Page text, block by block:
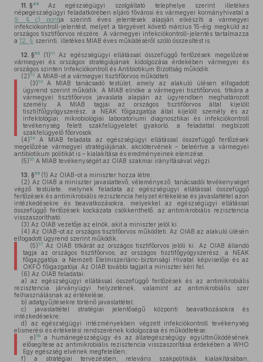
11. §49
Az egészségügyi szolgáltató telephelye szerint illetékes
népegészségügyi feladatkörében eljáró fővárosi és vármegyei kormányhivatal a
9. § c) pontja szerinti éves jelentések alapján elkészíti a vármegyei
infekciókontroll-jelentést, melyet a tárgyévet követő március 15-éig megküld az
országos tisztifőorvos részére. A vármegyei infekciókontroll-jelentés tartalmazza
a 12. § szerinti, illetékes MIAB éves működéséről szóló összesítést is.
12. §50 (1)51
Az egészségügyi ellátással összefüggő fertőzések megelőzése
vármegyei és országos stratégiájának kidolgozása érdekében vármegyei és
országos szinten Infekciókontroll és Antibiotikum Bizottság működik.
(2)52 A MIAB-ot a vármegyei tisztifőorvos működteti.
(3)53A MIAB tanácsadó testület, amely az alakuló ülésen elfogadott
ügyrend szerint működik. A MIAB elnöke a vármegyei tisztifőorvos, titkára a
vármegyei tisztifőorvos javaslata alapján az ügyrendben meghatározott
személy. A MIAB tagjai az országos tisztifőorvos által kijelölt
tiszti(fő)gyógyszerész, a NEAK főigazgatója által kijelölt személy és az
infektológiai, mikrobiológiai laboratóriumi diagnosztikai és infekciókontroll
tevékenység felett szakfelügyeletet gyakorló, a feladattal megbízott
szakfelügyelő főorvosok.
(4)54
A MIAB feladata az egészségügyi ellátással összefüggő fertőzések
megelőzése vármegyei stratégiájának, akciótervének – beleértve a vármegyei
antibiotikum politikát is – kialakítása és eredményeinek elemzése.
(5)55 A MIAB tevékenységét az OIAB szakmai irányításával végzi.
13. §56 (1) Az OIAB-ot a miniszter hozza létre.
(2) Az OIAB a miniszter javaslattevő, véleményező, tanácsadói tevékenységet
végző testülete, melynek feladata az egészségügyi ellátással összefüggő
fertőzések és antimikrobiális rezisztencia helyzet értékelése és javaslattétel azon
intézkedésekre és beavatkozásokra, melyekkel az egészségügyi ellátással
összefüggő fertőzések kockázata csökkenthető, az antimikrobiális rezisztencia
visszaszorítható.
(3) Az OIAB vezetője az elnök, akit a miniszter jelöl ki.
(4) Az OIAB-ot az országos tisztifőorvos működteti. Az OIAB az alakuló ülésén
elfogadott ügyrend szerint működik.
(5)57Az OIAB titkárát az országos tisztifőorvos jelöli ki. Az OIAB állandó
tagja az országos tisztifőorvos, az országos tisztifőgyógyszerész, a NEAK
főigazgatója, a Nemzeti Élelmiszerlánc-biztonsági Hivatal képviselője és az
OKFŐ főigazgatója. Az OIAB további tagjait a miniszter kéri fel.
(6) Az OIAB feladatai:
a) az egészségügyi ellátással összefüggő fertőzések és az antimikrobiális
rezisztencia járványügyi helyzetének, valamint az antimikrobiális szer
felhasználásnak az értékelése;
b) adatgyűjtésekre történő javaslattétel;
c) javaslattétel stratégiai jelentőségű központi beavatkozásokra és
intézkedésekre;
d) az egészségügyi intézményekben végzett infekciókontroll tevékenység
elismerési és értékelési rendszerének kidolgozása és működtetése;
e)58a humánegészségügy és az állategészségügy együttműködésének
elősegítése az antimikrobiális rezisztencia visszaszorítása érdekében a WHO
Egy egészség elvének megfelelően;
f) a stratégiai tervezésben, releváns szakpolitikák kialakításában,